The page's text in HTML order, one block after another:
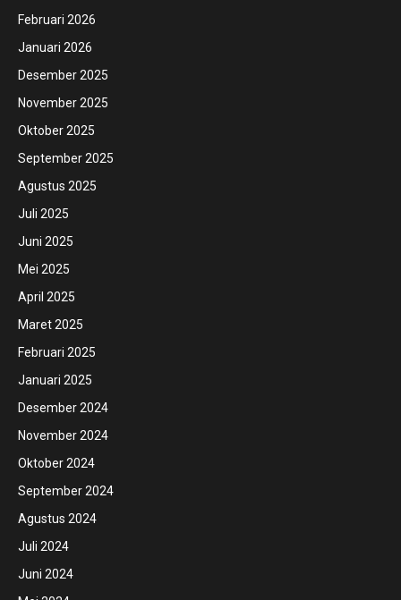
Februari 2026
Januari 2026
Desember 2025
November 2025
Oktober 2025
September 2025
Agustus 2025
Juli 2025
Juni 2025
Mei 2025
April 2025
Maret 2025
Februari 2025
Januari 2025
Desember 2024
November 2024
Oktober 2024
September 2024
Agustus 2024
Juli 2024
Juni 2024